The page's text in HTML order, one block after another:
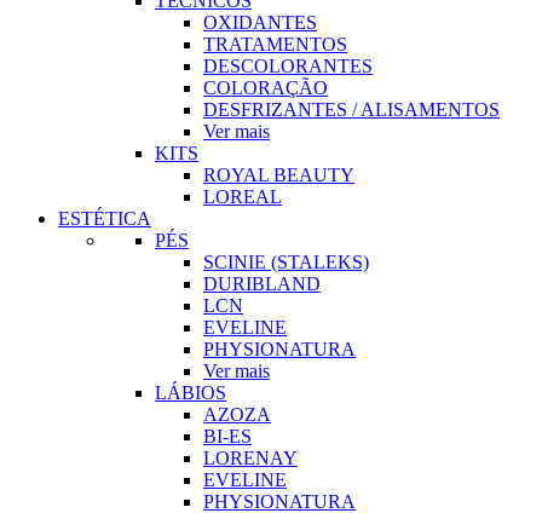
OXIDANTES
TRATAMENTOS
DESCOLORANTES
COLORAÇÃO
DESFRIZANTES / ALISAMENTOS
Ver mais
KITS
ROYAL BEAUTY
LOREAL
ESTÉTICA
PÉS
SCINIE (STALEKS)
DURIBLAND
LCN
EVELINE
PHYSIONATURA
Ver mais
LÁBIOS
AZOZA
BI-ES
LORENAY
EVELINE
PHYSIONATURA